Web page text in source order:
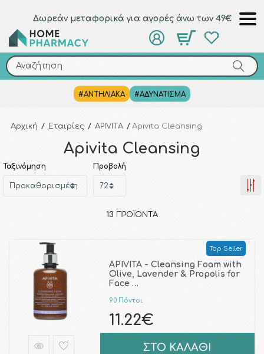
Δωρεάν μεταφορικά για αγορές άνω των 49€
Αναζήτηση
#ΑΝΤΗΛΙΑΚΑ #ΑΔΥΝΑΤΙΣΜΑ
Αναζήτηση
Αρχική / Εταιρίες / APIVITA / Apivita Cleansing
Apivita Cleansing
Ταξινόμηση Προβολή
13 ΠΡΟΪΌΝΤΑ
Top Seller
APIVITA - Cleansing Foam with
Olive, Lavender & Propolis for
Face …
90 Πόντοι
11.22€
ΣΤΟ ΚΑΛΑΘΙ